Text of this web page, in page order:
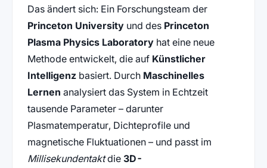
Das ändert sich: Ein Forschungsteam der
Princeton Universityund des Princeton
Plasma Physics Laboratoryhat eine neue
Methode entwickelt, die auf Künstlicher
Intelligenzbasiert. Durch Maschinelles
Lernen analysiert das System in Echtzeit
tausende Parameter – darunter
Plasmatemperatur, Dichteprofile und
magnetische Fluktuationen – und passt im
Millisekundentaktdie 3D-